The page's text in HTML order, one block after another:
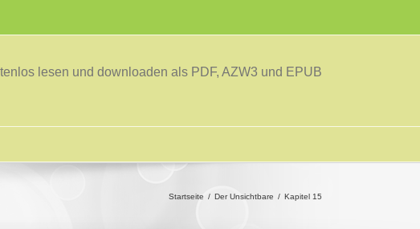
lesen und downloaden als PDF, AZW3 und EPUB
Startseite Der Unsichtbare Kapitel 15